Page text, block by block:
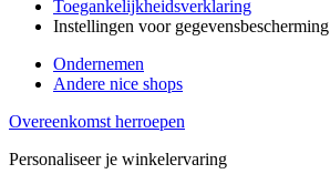
Toegankelijkheidsverklaring
Instellingen voor gegevensbescherming
Ondernemen
Andere nice shops
Overeenkomst herroepen
Personaliseer je winkelervaring